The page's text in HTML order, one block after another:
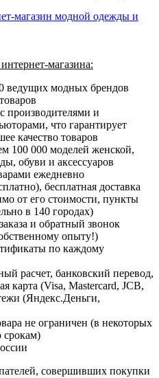
магазина:
ведущих модных брендов
производителями и
что гарантирует
качество товаров
100 000 моделей женской,
обуви и аксессуаров
ежедневно
бесплатная доставка
от его стоимости, пункты
в 140 городах)
и обратный звонок
опыту!)
по каждому
расчет, банковский перевод,
карта (Visa, Mastercard, JCB,
(Яндекс.Деньги,
не ограничен (в некоторых
срокам)
совершивших покупки